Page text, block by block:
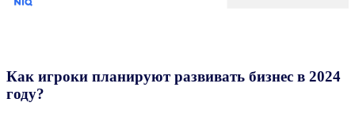
Как игроки планируют развивать бизнес в 2024
году?